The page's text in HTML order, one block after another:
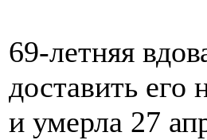
69-летняя
доставить его
и умерла 27